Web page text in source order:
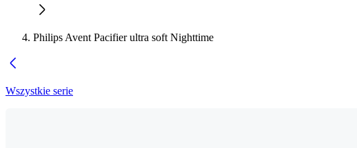
Philips Avent Pacifier ultra soft Nighttime
Wszystkie serie